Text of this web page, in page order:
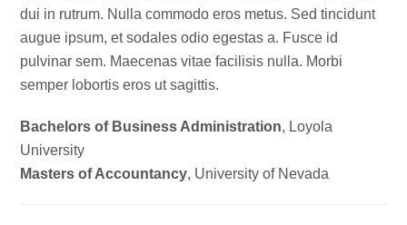
dui in rutrum. Nulla commodo eros metus. Sed tincidunt
augue ipsum, et sodales odio egestas a. Fusce id
pulvinar sem. Maecenas vitae facilisis nulla. Morbi
semper lobortis eros ut sagittis.
Bachelors of Business Administration, Loyola
University
Masters of Accountancy, University of Nevada